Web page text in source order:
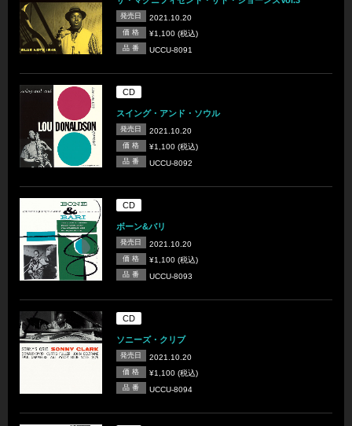
発売日 2021.10.20
価 格 ¥1,100 (税込)
品 番 UCCU-8091
CD
スイング・アンド・ソウル
発売日 2021.10.20
価 格 ¥1,100 (税込)
品 番 UCCU-8092
CD
ボーン&バリ
発売日 2021.10.20
価 格 ¥1,100 (税込)
品 番 UCCU-8093
CD
ソニーズ・クリブ
発売日 2021.10.20
価 格 ¥1,100 (税込)
品 番 UCCU-8094